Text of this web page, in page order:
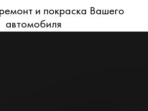
и покраска Вашего
автомобиля